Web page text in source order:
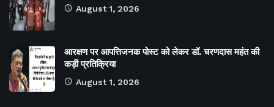
August 1, 2026
आरक्षण पर आपत्तिजनक पोस्ट को लेकर डॉ. चरणदास महंत की
कड़ी प्रतिक्रिया
August 1, 2026